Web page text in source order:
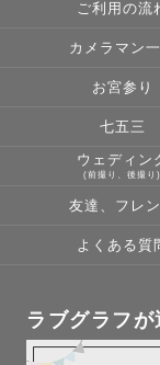
ご利用の流
カメラマン
お宮参り
七五三
ウェディン
(前撮り、後撮り)
友達、フレ
よくある質
ラブグラフ